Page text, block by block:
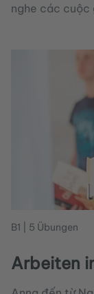
nghe các cuộc
B1 | 5 Übungen
Arbeiten